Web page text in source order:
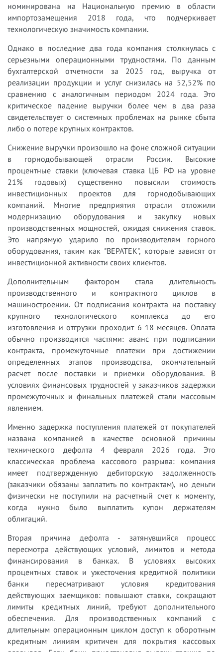
номинирована на Национальную премию в области
импортозамещения 2018 года, что подчеркивает
технологическую значимость компании.
Однако в последние два года компания столкнулась с
серьезными операционными трудностями. По данным
бухгалтерской отчетности за 2025 год, выручка от
реализации продукции и услуг снизилась на 52,52% по
сравнению с аналогичным периодом 2024 года. Это
критическое падение выручки более чем в два раза
свидетельствует о системных проблемах на рынке сбыта
либо о потере крупных контрактов.
Снижение выручки произошло на фоне сложной ситуации
в горнодобывающей отрасли России. Высокие
процентные ставки (ключевая ставка ЦБ РФ на уровне
21% годовых) существенно повысили стоимость
инвестиционных проектов для горнодобывающих
компаний. Многие предприятия отрасли отложили
модернизацию оборудования и закупку новых
производственных мощностей, ожидая снижения ставок.
Это напрямую ударило по производителям горного
оборудования, таким как "ВЕРАТЕК", которые зависят от
инвестиционной активности своих клиентов.
Дополнительным фактором стала длительность
производственного и контрактного циклов в
машиностроении. От подписания контракта на поставку
крупного технологического комплекса до его
изготовления и отгрузки проходит 6-18 месяцев. Оплата
обычно производится частями: аванс при подписании
контракта, промежуточные платежи при достижении
определенных этапов производства, окончательный
расчет после поставки и приемки оборудования. В
условиях финансовых трудностей у заказчиков задержки
промежуточных и финальных платежей стали массовым
явлением.
Именно задержка поступления платежей от покупателей
названа компанией в качестве основной причины
технического дефолта 4 февраля 2026 года. Это
классическая проблема кассового разрыва: компания
имеет подтвержденную дебиторскую задолженность
(заказчики обязаны заплатить по контрактам), но деньги
физически не поступили на расчетный счет к моменту,
когда нужно было выплатить купон держателям
облигаций.
Вторая причина дефолта - затянувшийся процесс
пересмотра действующих условий, лимитов и метода
финансирования в банках. В условиях высоких
процентных ставок и ужесточения кредитной политики
банки пересматривают условия кредитования
действующих заемщиков: повышают ставки, сокращают
лимиты кредитных линий, требуют дополнительного
обеспечения. Для производственных компаний с
длительным операционным циклом доступ к оборотным
кредитным линиям критичен для покрытия кассовых